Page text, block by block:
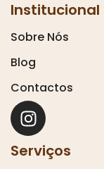
Institucional
Sobre Nós
Blog
Contactos
Serviços